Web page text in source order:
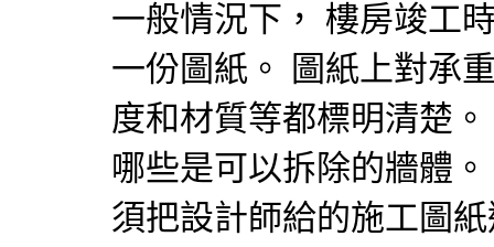
一般情況下， 樓房竣工
一份圖紙。 圖紙上對承
度和材質等都標明清楚
哪些是可以拆除的牆體
須把設計師給的施工圖